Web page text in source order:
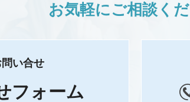
お気軽にご相談く
い合せ
フォーム